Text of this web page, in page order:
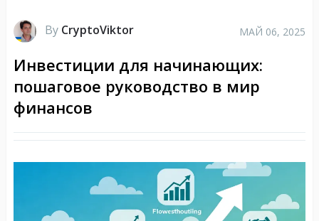
By CryptoViktor МАЙ 06, 2025
Инвестиции для начинающих:
пошаговое руководство в мир
финансов